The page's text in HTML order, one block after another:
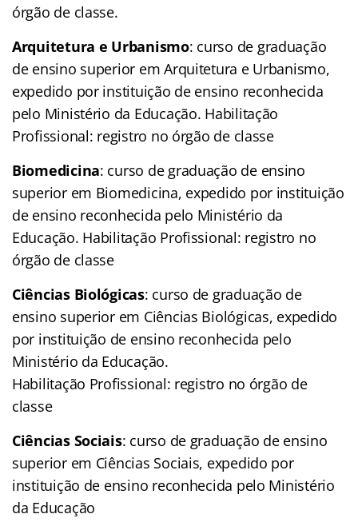
órgão de classe.
Arquitetura e Urbanismo: curso de graduação
de ensino superior em Arquitetura e Urbanismo,
expedido por instituição de ensino reconhecida
pelo Ministério da Educação. Habilitação
Profissional: registro no órgão de classe
Biomedicina: curso de graduação de ensino
superior em Biomedicina, expedido por instituição
de ensino reconhecida pelo Ministério da
Educação. Habilitação Profissional: registro no
órgão de classe
Ciências Biológicas: curso de graduação de
ensino superior em Ciências Biológicas, expedido
por instituição de ensino reconhecida pelo
Ministério da Educação.
Habilitação Profissional: registro no órgão de
classe
Ciências Sociais: curso de graduação de ensino
superior em Ciências Sociais, expedido por
instituição de ensino reconhecida pelo Ministério
da Educação